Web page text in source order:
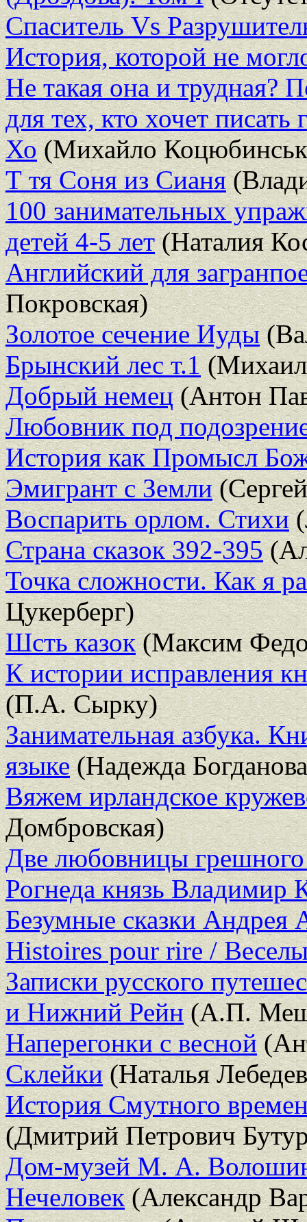
Спаситель Vs
История, которой не
Не такая она и трудная?
для тех, кто хочет писать
Хо(Михайло
Т тя Соня из Сианя
100 занимательных
детей 4-5 лет(Наталия
Английский для
Покровская)
Золотое сечение Иуды
Брынский лес т.1(Михаил
Добрый немец(Антон
Любовник под
История как Промысл
Эмигрант с Земли
Воспарить орлом. Стихи
Страна сказок 392-395
Точка сложности. Как я
Цукерберг)
Шсть казок(Максим
К истории исправления
(П.А. Сырку)
Занимательная азбука.
языке(Надежда
Вяжем ирландское
Домбровская)
Две любовницы грешного
Рогнеда князь Владимир
Безумные сказки Андрея
Histoires pour rire /
Записки русского
и Нижний Рейн(А.П.
Наперегонки с весной
Склейки(Наталья
История Смутного
(Дмитрий Петрович
Дом-музей М. А.
Нечеловек(Александр